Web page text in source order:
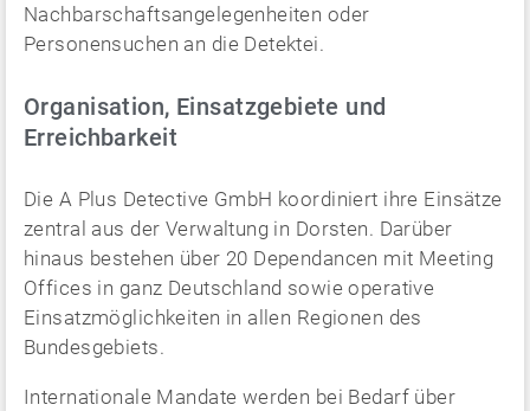
Nachbarschaftsangelegenheiten oder
Personensuchen an die Detektei.
Organisation, Einsatzgebiete und
Erreichbarkeit
Die A Plus Detective GmbH koordiniert ihre Einsätze
zentral aus der Verwaltung in Dorsten. Darüber
hinaus bestehen über 20 Dependancen mit Meeting
Offices in ganz Deutschland sowie operative
Einsatzmöglichkeiten in allen Regionen des
Bundesgebiets.
Internationale Mandate werden bei Bedarf über